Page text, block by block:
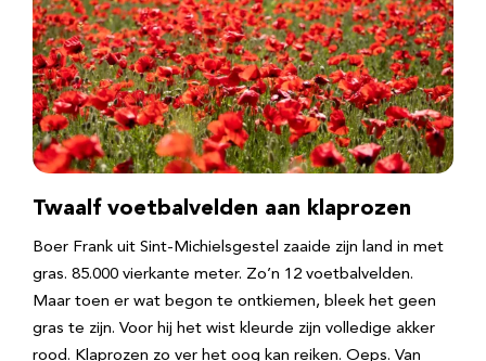
Twaalf voetbalvelden aan klaprozen
Boer Frank uit Sint-Michielsgestel zaaide zijn land in met
gras. 85.000 vierkante meter. Zo’n 12 voetbalvelden.
Maar toen er wat begon te ontkiemen, bleek het geen
gras te zijn. Voor hij het wist kleurde zijn volledige akker
rood. Klaprozen zo ver het oog kan reiken. Oeps. Van